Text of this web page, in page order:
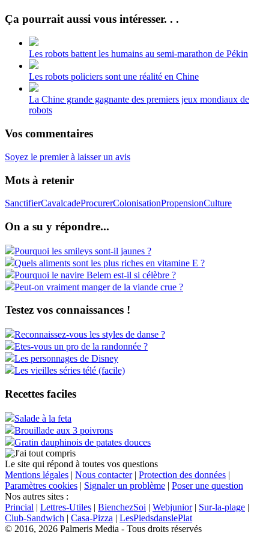
Ça pourrait aussi vous intéresser. . .
Les robots battent les humains au semi-marathon de Pékin
Les robots policiers sont une réalité en Chine
La Chine grande gagnante des premiers jeux mondiaux de
robots
Vos commentaires
Soyez le premier à laisser un avis
Mots à retenir
SanctifierCavalcadeProcurerColonisationPropensionCulture
On a su y répondre...
Pourquoi les smileys sont-il jaunes ?
Quels aliments sont les plus riches en vitamine E ?
Pourquoi le navire Belem est-il si célèbre ?
Peut-on vraiment manger de la viande crue ?
Testez vos connaissances !
Reconnaissez-vous les styles de danse ?
Etes-vous un pro de la randonnée ?
Les personnages de Disney
Les vieilles séries télé (facile)
Recettes faciles
Salade à la feta
Brouillade aux 3 poivrons
Gratin dauphinois de patates douces
Le site qui répond à toutes vos questions
Mentions légales | Nous contacter| Protection des données |
Paramètres cookies | Signaler un problème | Poser une question
Nos autres sites :
Princial | Lettres-Utiles | BienchezSoi | Webjunior| Sur-la-plage |
Club-Sandwich | Casa-Pizza | LesPiedsdanslePlat
© 2016, 2026 Palmeris Media - Tous droits réservés